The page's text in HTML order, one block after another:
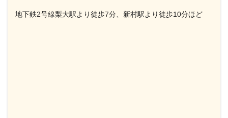
地下鉄2号線梨大駅より徒歩7分、新村駅より徒歩10分ほど